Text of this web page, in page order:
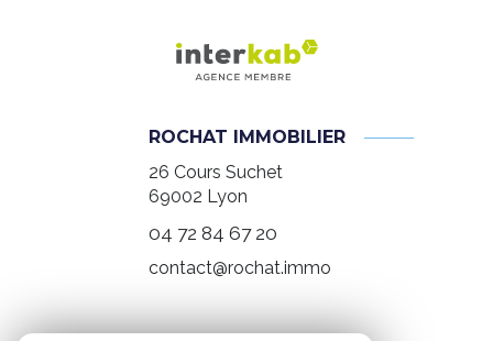
ROCHAT IMMOBILIER
26 Cours Suchet
69002 Lyon
04 72 84 67 20
contact@rochat.immo